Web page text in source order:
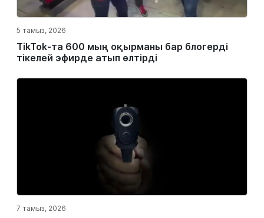
5 тамыз, 2026
TikTok-та 600 мың оқырманы бар блогерді
тікелей эфирде атып өлтірді
7 тамыз, 2026